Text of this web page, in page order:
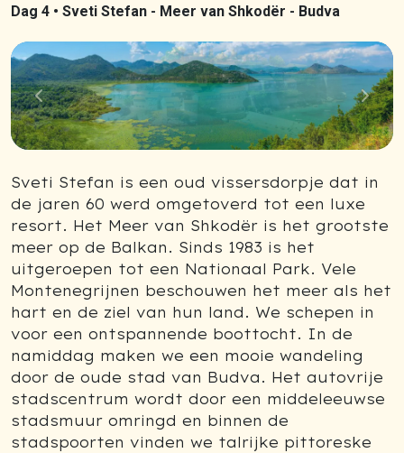
Dag 4 • Sveti Stefan - Meer van Shkodër - Budva
Previous Next
Sveti Stefan is een oud vissersdorpje dat in
de jaren 60 werd omgetoverd tot een luxe
resort. Het Meer van Shkodër is het grootste
meer op de Balkan. Sinds 1983 is het
uitgeroepen tot een Nationaal Park. Vele
Montenegrijnen beschouwen het meer als het
hart en de ziel van hun land. We schepen in
voor een ontspannende boottocht. In de
namiddag maken we een mooie wandeling
door de oude stad van Budva. Het autovrije
stadscentrum wordt door een middeleeuwse
stadsmuur omringd en binnen de
stadspoorten vinden we talrijke pittoreske